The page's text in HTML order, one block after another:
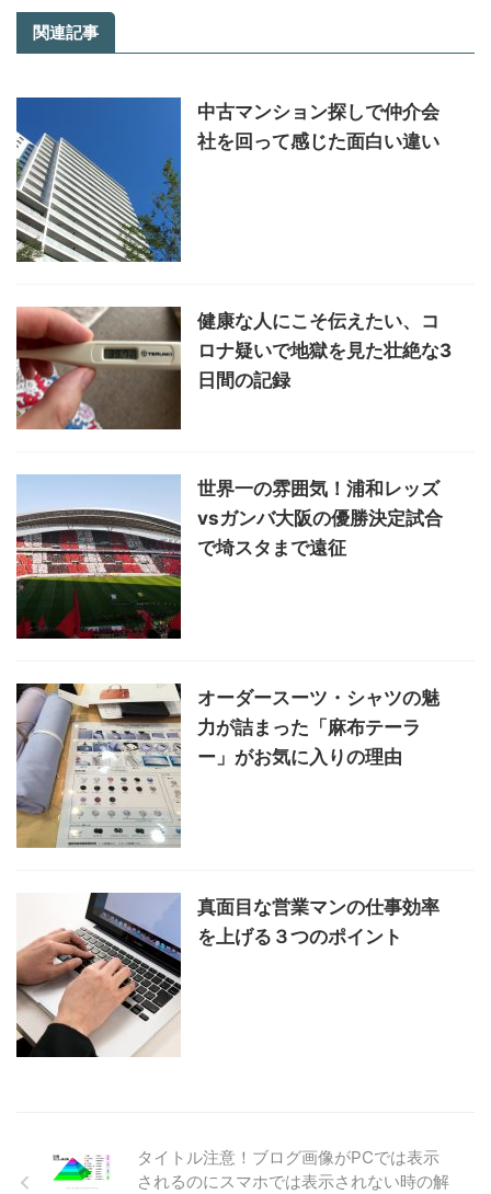
関連記事
中古マンション探しで仲介会
社を回って感じた面白い違い
健康な人にこそ伝えたい、コ
ロナ疑いで地獄を見た壮絶な3
日間の記録
世界一の雰囲気！浦和レッズ
vsガンバ大阪の優勝決定試合
で埼スタまで遠征
オーダースーツ・シャツの魅
力が詰まった「麻布テーラ
ー」がお気に入りの理由
真面目な営業マンの仕事効率
を上げる３つのポイント
タイトル注意！ブログ画像がPCでは表示
されるのにスマホでは表示されない時の解